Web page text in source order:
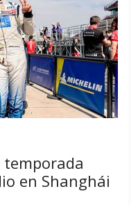
en Shanghái